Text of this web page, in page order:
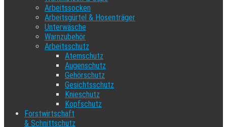
Arbeitssocken
Arbeitsgürtel & Hosenträger
Unterwäsche
Warnzubehör
Arbeitsschutz
Atemschutz
Augenschutz
Gehörschutz
Gesichtsschutz
Knieschutz
Kopfschutz
Forstwirtschaft
& Schnittschutz